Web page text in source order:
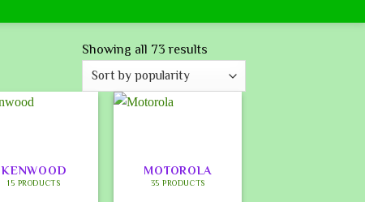
Showing all 73 results
KENWOOD
15 PRODUCTS
MOTOROLA
35 PRODUCTS